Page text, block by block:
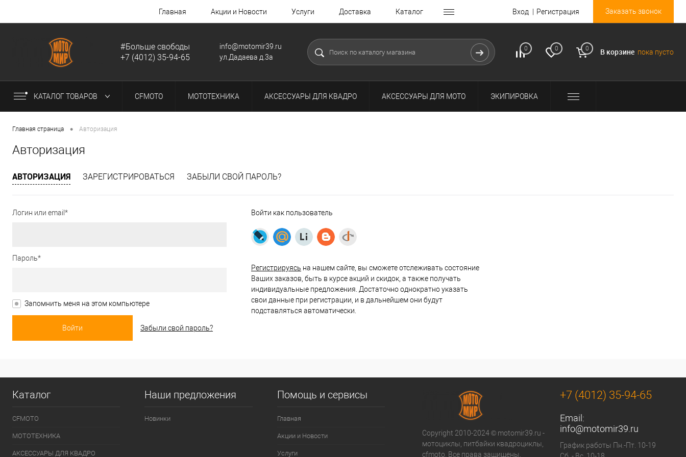
Главная Акции и Новости Услуги Доставка Каталог Вход Регистрация Заказать звонок
#Больше свободы
+7 (4012) 35-94-65
info@motomir39.ru
ул.Дадаева д.3а
0 0 0 В корзине пока пусто
КАТАЛОГ ТОВАРОВ CFMOTO МОТОТЕХНИКА АКСЕССУАРЫ ДЛЯ КВАДРО АКСЕССУАРЫ ДЛЯ МОТО ЭКИПИРОВКА
Главная страница • Авторизация
Авторизация
АВТОРИЗАЦИЯ ЗАРЕГИСТРИРОВАТЬСЯ ЗАБЫЛИ СВОЙ ПАРОЛЬ?
Логин или email*
Пароль*
Запомнить меня на этом компьютере
Забыли свой пароль?
Войти как пользователь
Регистрируясь на нашем сайте, вы сможете отслеживать состояние
Ваших заказов, быть в курсе акций и скидок, а также получать
индивидуальные предложения. Достаточно однократно указать
свои данные при регистрации, и в дальнейшем они будут
подставляться автоматически.
Каталог
CFMOTO
МОТОТЕХНИКА
АКСЕССУАРЫ ДЛЯ КВАДРО
Наши предложения
Новинки
Помощь и сервисы
Главная
Акции и Новости
Услуги
Copyright 2010-2024 © motomir39.ru -
мотоциклы, питбайки квадроциклы,
cfmoto. Все права защищены.
+7 (4012) 35-94-65
Email:
info@motomir39.ru
График работы Пн.-Пт. 10-19